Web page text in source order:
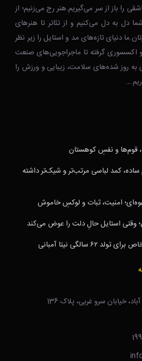
را باز از سر می‌گیریم.هنر رج می‌زنیم؛ از
دل به دل می‌کنیم و از تئاتر تا هنرهای
دنیای تازه‌های مد و استایل را زیر نظر
و اکسسوری گرفته تا ماجراجویی‌های صنعت
روز شده‌های سلامت، زیبایی و ورزش را
…
قوم‌ها و نفسِ کوهستان
کمد لباسی مرتب‌تر و شیک‌تر داشته
امنیت، ثبات و لوکسِ خاموش
وقتی استایل حالِ دلت را عوض می‌کند
۶۲ سالگی نیتا آمبانی
خیابان سرو غربی، پلاک 136